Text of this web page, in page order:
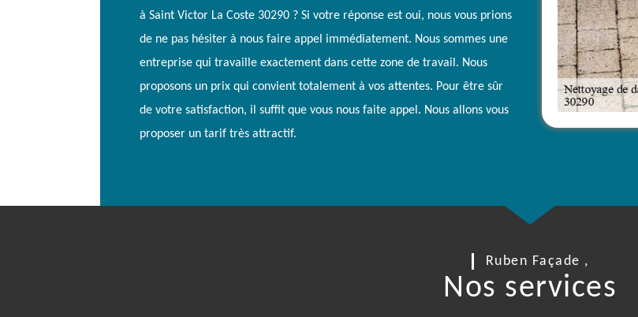
à Saint Victor La Coste 30290 ? Si votre réponse est oui, nous vous prions
de ne pas hésiter à nous faire appel immédiatement. Nous sommes une
entreprise qui travaille exactement dans cette zone de travail. Nous
proposons un prix qui convient totalement à vos attentes. Pour être sûr
de votre satisfaction, il suffit que vous nous faite appel. Nous allons vous
proposer un tarif très attractif.
Ruben Façade ,
Nos services